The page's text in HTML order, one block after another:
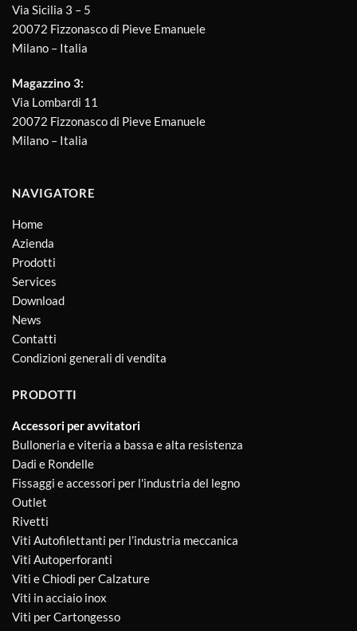
Via Sicilia 3 – 5
20072 Fizzonasco di Pieve Emanuele
Milano – Italia
Magazzino 3:
Via Lombardi 11
20072 Fizzonasco di Pieve Emanuele
Milano – Italia
NAVIGATORE
Home
Azienda
Prodotti
Services
Download
News
Contatti
Condizioni generali di vendita
PRODOTTI
Accessori per avvitatori
Bulloneria e viteria a bassa e alta resistenza
Dadi e Rondelle
Fissaggi e accessori per l'industria del legno
Outlet
Rivetti
Viti Autofilettanti per l’industria meccanica
Viti Autoperforanti
Viti e Chiodi per Calzature
Viti in acciaio inox
Viti per Cartongesso